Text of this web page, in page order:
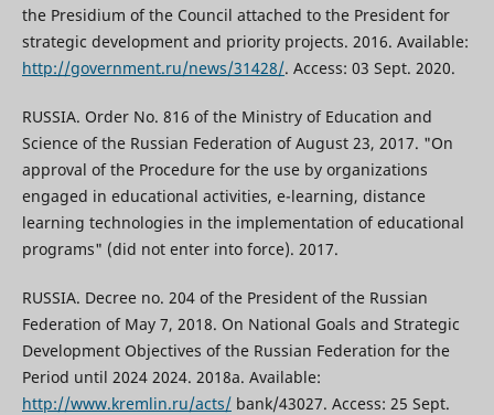
the Presidium of the Council attached to the President for
strategic development and priority projects. 2016. Available:
http://government.ru/news/31428/. Access: 03 Sept. 2020.
RUSSIA. Order No. 816 of the Ministry of Education and
Science of the Russian Federation of August 23, 2017. "On
approval of the Procedure for the use by organizations
engaged in educational activities, e-learning, distance
learning technologies in the implementation of educational
programs" (did not enter into force). 2017.
RUSSIA. Decree no. 204 of the President of the Russian
Federation of May 7, 2018. On National Goals and Strategic
Development Objectives of the Russian Federation for the
Period until 2024 2024. 2018a. Available:
http://www.kremlin.ru/acts/bank/43027. Access: 25 Sept.